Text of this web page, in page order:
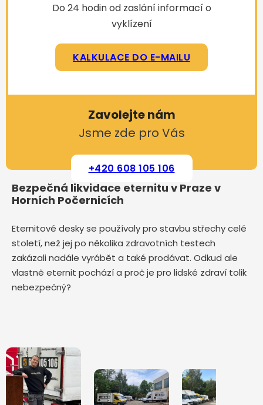
Do 24 hodin od zaslání informací o
vyklízení
KALKULACE DO E-MAILU
Zavolejte nám
Jsme zde pro Vás
+420 608 105 106
Bezpečná likvidace eternitu v Praze v
Horních Počernicích
Eternitové desky se používaly pro stavbu střechy celé
století, než jej po několika zdravotních testech
zakázali nadále vyrábět a také prodávat. Odkud ale
vlastně eternit pochází a proč je pro lidské zdraví tolik
nebezpečný?